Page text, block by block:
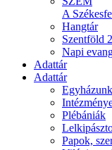
A
Hangtár
Szentföld
Napi
Adattár
Adattár
Egyházunk
Plébániák
Papok,